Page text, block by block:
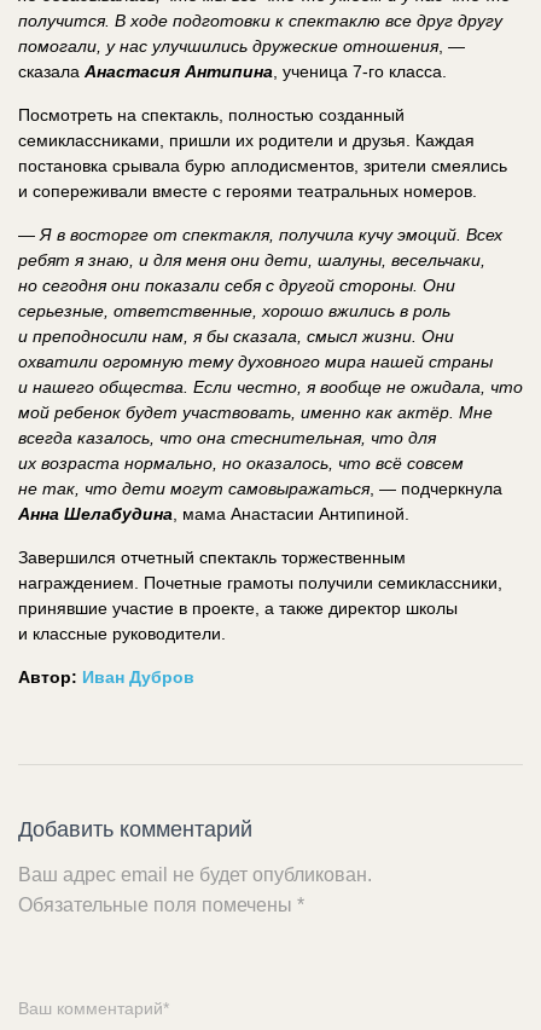
получится. В ходе подготовки к спектаклю все друг другу
помогали, у нас улучшились дружеские отношения, —
сказала Анастасия Антипина , ученица 7-го класса.
Посмотреть на спектакль, полностью созданный
семиклассниками, пришли их родители и друзья. Каждая
постановка срывала бурю аплодисментов, зрители смеялись
и сопереживали вместе с героями театральных номеров.
— Я в восторге от спектакля, получила кучу эмоций. Всех
ребят я знаю, и для меня они дети, шалуны, весельчаки,
но сегодня они показали себя с другой стороны. Они
серьезные, ответственные, хорошо вжились в роль
и преподносили нам, я бы сказала, смысл жизни. Они
охватили огромную тему духовного мира нашей страны
и нашего общества. Если честно, я вообще не ожидала, что
мой ребенок будет участвовать, именно как актёр. Мне
всегда казалось, что она стеснительная, что для
их возраста нормально, но оказалось, что всё совсем
не так, что дети могут самовыражаться, — подчеркнула
Анна Шелабудина , мама Анастасии Антипиной.
Завершился отчетный спектакль торжественным
награждением. Почетные грамоты получили семиклассники,
принявшие участие в проекте, а также директор школы
и классные руководители.
Автор: Иван Дубров
Добавить комментарий
Ваш адрес email не будет опубликован.
Обязательные поля помечены *